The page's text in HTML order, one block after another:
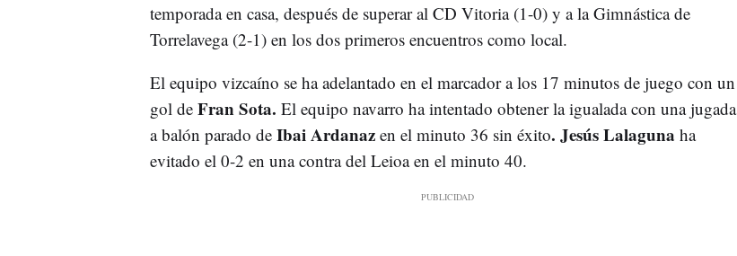
temporada en casa, después de superar al CD Vitoria (1-0) y a la Gimnástica de
Torrelavega (2-1) en los dos primeros encuentros como local.
El equipo vizcaíno se ha adelantado en el marcador a los 17 minutos de juego con un
gol de Fran Sota. El equipo navarro ha intentado obtener la igualada con una jugada
a balón parado deIbai Ardanazen el minuto 36 sin éxito. Jesús Lalaguna ha
evitado el 0-2 en una contra del Leioa en el minuto 40.